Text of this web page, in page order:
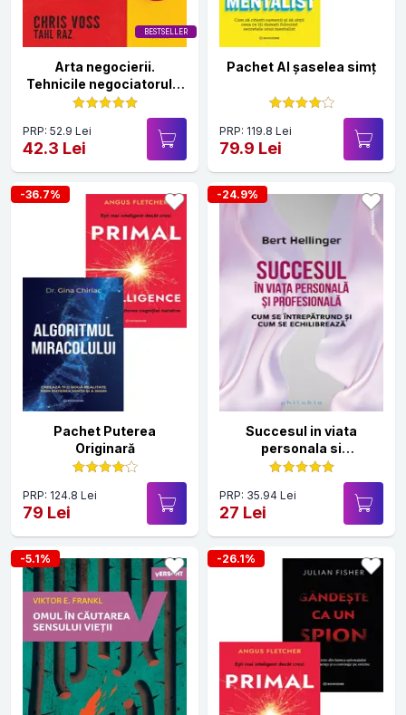
BESTSELLER
Arta negocierii.
Tehnicile negociatorului
sef FBI
PRP: 52.9 Lei
42.3 Lei
Pachet Al șaselea simț
PRP: 119.8 Lei
79.9 Lei
-36.7%
Pachet Puterea
Originară
PRP: 124.8 Lei
79 Lei
-24.9%
Succesul in viata
personala si
profesionala
PRP: 35.94 Lei
27 Lei
-5.1% -26.1%